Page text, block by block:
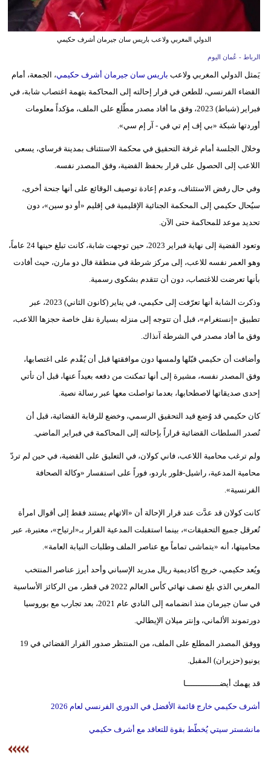
تعليم
علوم
وتكنولوجيا
فيديو
الدولي المغربي ولاعب باريس سان جيرمان أشرف حكيمي
الرباط - عُمان اليوم
يَمثل الدولي المغربي ولاعب باريس سان جيرمان أشرف حكيمي، الجمعة، أمام
القضاء الفرنسي، للطعن في قرار إحالته إلى المحاكمة بتهمة اغتصاب شابة، في
فبراير (شباط) 2023، وفق ما أفاد مصدر مطّلع على الملف، مؤكداً معلومات
أوردتها شبكة «بي إف إم تي في - آر إم سي».
وخلال الجلسة أمام غرفة التحقيق في محكمة الاستئناف بمدينة فرساي، يسعى
اللاعب إلى الحصول على قرار بحفظ القضية، وفق المصدر نفسه.
وفي حال رفض الاستئناف، وعدم إعادة توصيف الوقائع على أنها جنحة أخرى،
سيُحال حكيمي إلى المحكمة الجنائية الإقليمية في إقليم «أو دو سين»، دون
تحديد موعد للمحاكمة حتى الآن.
وتعود القضية إلى نهاية فبراير 2023، حين توجهت شابة، كانت تبلغ حينها 24 عاماً،
وهو العمر نفسه للاعب، إلى مركز شرطة في منطقة فال دو مارن، حيث أفادت
بأنها تعرضت للاغتصاب، دون أن تتقدم بشكوى رسمية.
وذكرت الشابة أنها تعرّفت إلى حكيمي، في يناير (كانون الثاني) 2023، عبر
تطبيق «إنستغرام»، قبل أن تتوجه إلى منزله بسيارة نقل خاصة حجزها اللاعب،
وفق ما أفاد مصدر في الشرطة آنذاك.
وأضافت أن حكيمي قبّلها ولمسها دون موافقتها قبل أن يُقْدم على اغتصابها،
وفق المصدر نفسه، مشيرة إلى أنها تمكنت من دفعه بعيداً عنها، قبل أن تأتي
إحدى صديقاتها لاصطحابها، بعدما تواصلت معها عبر رسالة نصية.
كان حكيمي قد وُضع قيد التحقيق الرسمي، وخضع للرقابة القضائية، قبل أن
تُصدر السلطات القضائية قراراً بإحالته إلى المحاكمة في فبراير الماضي.
ولم ترغب محامية اللاعب، فاني كولان، في التعليق على القضية، في حين لم تردّ
محامية المدعية، راشيل-فلور باردو، فوراً على استفسار «وكالة الصحافة
الفرنسية».
كانت كولان قد عدَّت عند قرار الإحالة أن «الاتهام يستند فقط إلى أقوال امرأة
تُعرقل جميع التحقيقات»، بينما استقبلت المدعية القرار بـ«ارتياح»، معتبرة، عبر
محاميتها، أنه «يتماشى تماماً مع عناصر الملف وطلبات النيابة العامة».
ويُعد حكيمي، خريج أكاديمية ريال مدريد الإسباني وأحد أبرز عناصر المنتخب
المغربي الذي بلغ نصف نهائي كأس العالم 2022 في قطر، من الركائز الأساسية
في سان جيرمان منذ انضمامه إلى النادي عام 2021، بعد تجارب مع بوروسيا
دورتموند الألماني، وإنتر ميلان الإيطالي.
ووفق المصدر المطلع على الملف، من المنتظر صدور القرار القضائي في 19
يونيو (حزيران) المقبل.
قد يهمك أيضــــــــــــــا
أشرف حكيمي خارج قائمة الأفضل في الدوري الفرنسي لعام 2026
مانشستر سيتي يُخطّط بقوة للتعاقد مع أشرف حكيمي